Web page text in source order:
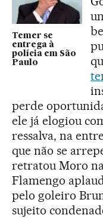
Temer se
entrega à
polícia em São
Paulo
perde
ele já elogiou
ressalva, na
que não se
retratou Moro
Flamengo
pelo goleiro
sujeito